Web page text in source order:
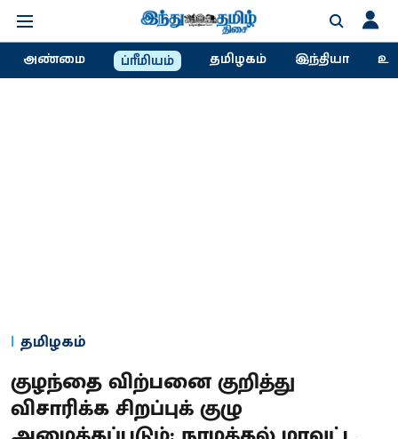
அண்மை ப்ரீமியம் தமிழகம் இந்தியா
தமிழகம்
குழந்தை விற்பனை குறித்து
விசாரிக்க சிறப்புக் குழு